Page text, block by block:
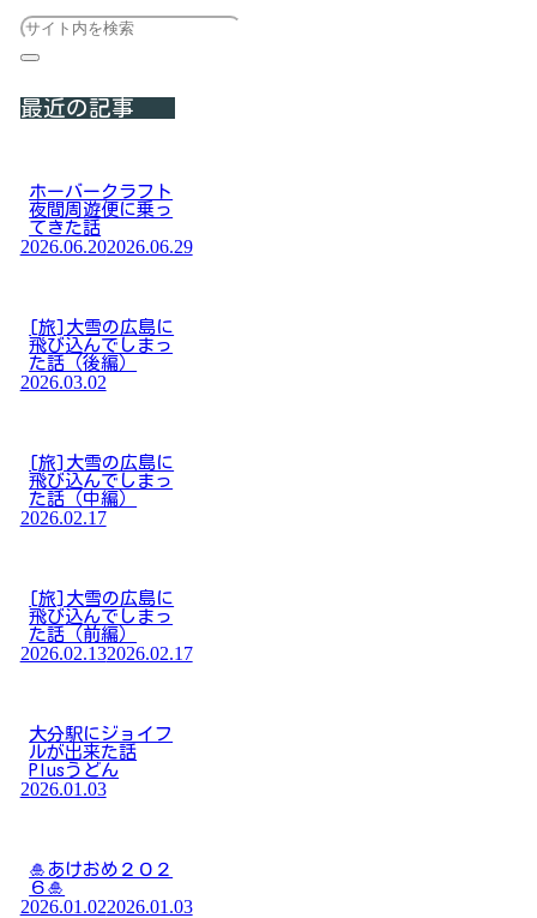
最近の記事
ホーバークラフト
夜間周遊便に乗っ
てきた話
2026.06.202026.06.29
[旅]大雪の広島に
飛び込んでしまっ
た話（後編）
2026.03.02
[旅]大雪の広島に
飛び込んでしまっ
た話（中編）
2026.02.17
[旅]大雪の広島に
飛び込んでしまっ
た話（前編）
2026.02.132026.02.17
大分駅にジョイフ
ルが出来た話
Plusうどん
2026.01.03
🎍あけおめ２０２
６🎍
2026.01.022026.01.03